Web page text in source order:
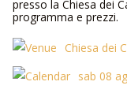
presso la Chiesa dei
programma e prezzi.
Chiesa dei
sab 08